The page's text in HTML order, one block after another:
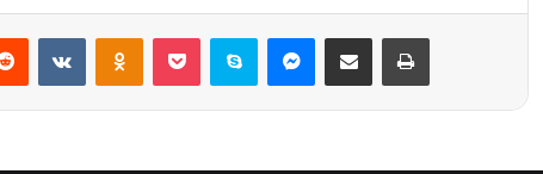
Reddit VKontakteOdnoklassniki
Pocket Skype Messenger
E-Posta ile paylaş Yazdır